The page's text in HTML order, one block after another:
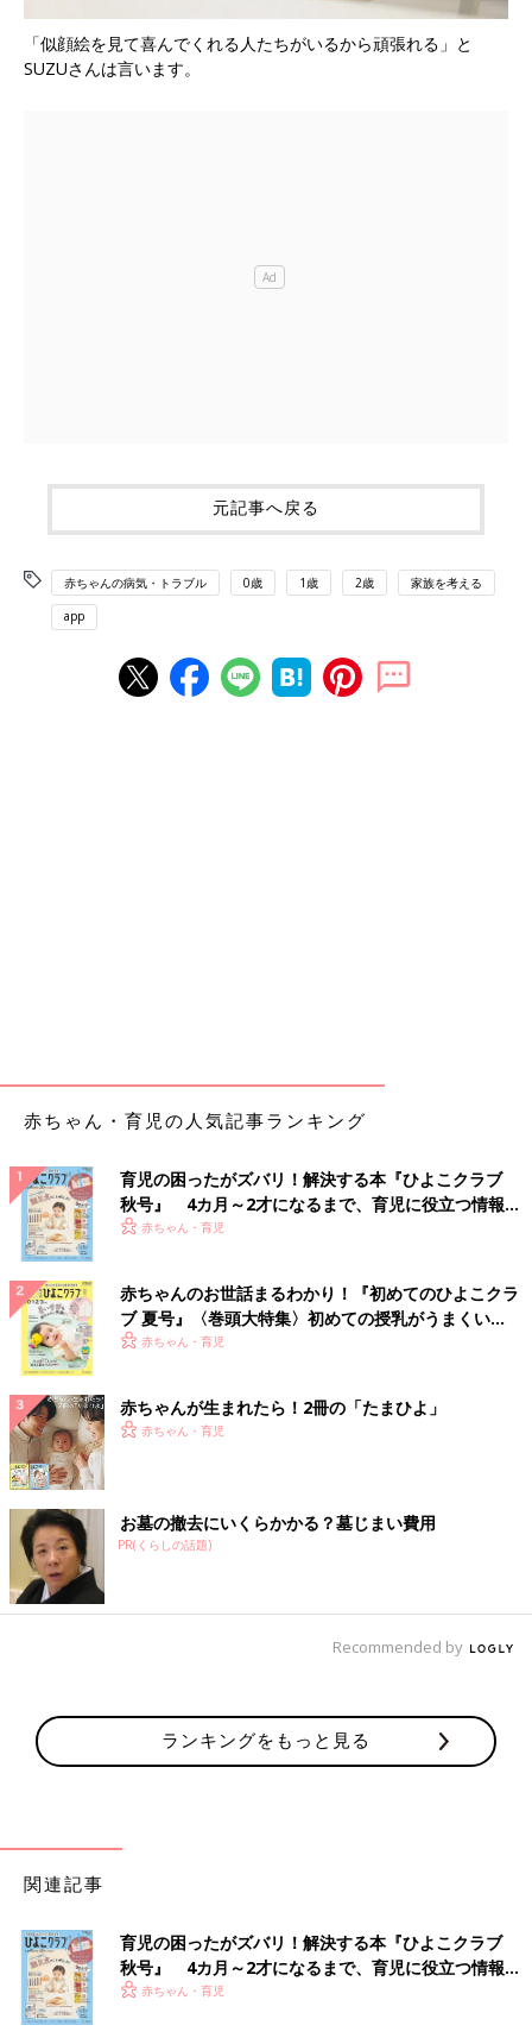
「似顔絵を見て喜んでくれる人たちがいるから頑張れる」と
SUZUさんは言います。
元記事へ戻る
赤ちゃんの病気・トラブル 0歳 1歳 2歳 家族を考える
app
赤ちゃん・育児の人気記事ランキング
育児の困ったがズバリ！解決する本『ひよこクラブ
秋号』 4カ月～2才になるまで、育児に役立つ情報が
いっぱい！
赤ちゃん・育児
赤ちゃんのお世話まるわかり！『初めてのひよこクラ
ブ 夏号』〈巻頭大特集〉初めての授乳がうまくい
く！ おっぱい・ミルクの基本と夏のトラブル 解決テ
赤ちゃん・育児
赤ちゃんが生まれたら！2冊の「たまひよ」
赤ちゃん・育児
お墓の撤去にいくらかかる？墓じまい費用
PR(くらしの話題)
Recommended by
ランキングをもっと見る
関連記事
育児の困ったがズバリ！解決する本『ひよこクラブ
秋号』 4カ月～2才になるまで、育児に役立つ情報が
いっぱい！
赤ちゃん・育児